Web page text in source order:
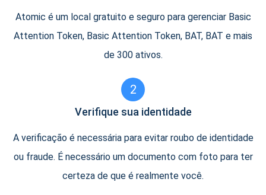
Atomic é um local gratuito e seguro para gerenciar Basic
Attention Token, Basic Attention Token, BAT, BAT e mais
de 300 ativos.
2
Verifique sua identidade
A verificação é necessária para evitar roubo de identidade
ou fraude. É necessário um documento com foto para ter
certeza de que é realmente você.